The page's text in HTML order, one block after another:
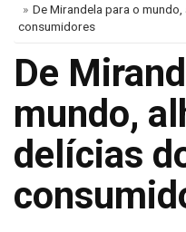
De Mirandela para o
consumidores
De
mundo,
delícias